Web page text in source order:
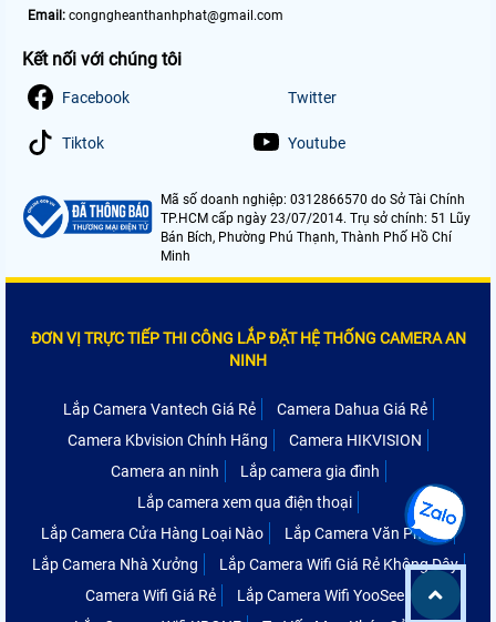
Email: congngheanthanhphat@gmail.com
Kết nối với chúng tôi
Facebook Twitter
Tiktok Youtube
Mã số doanh nghiệp: 0312866570 do Sở Tài Chính
TP.HCM cấp ngày 23/07/2014. Trụ sở chính: 51 Lũy
Bán Bích, Phường Phú Thạnh, Thành Phố Hồ Chí
Minh
ĐƠN VỊ TRỰC TIẾP THI CÔNG LẮP ĐẶT HỆ THỐNG CAMERA AN
NINH
Lắp Camera Vantech Giá Rẻ
Camera Dahua Giá Rẻ
Camera Kbvision Chính Hãng
Camera HIKVISION
Camera an ninh
Lắp camera gia đình
Lắp camera xem qua điện thoại
Lắp Camera Cửa Hàng Loại Nào
Lắp Camera Văn Phòng
Lắp Camera Nhà Xưởng
Lắp Camera Wifi Giá Rẻ Không Dây
Camera Wifi Giá Rẻ
Lắp Camera Wifi YooSee